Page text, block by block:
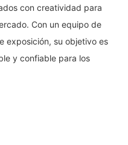
con creatividad para
Con un equipo de
exposición, su objetivo es
y confiable para los